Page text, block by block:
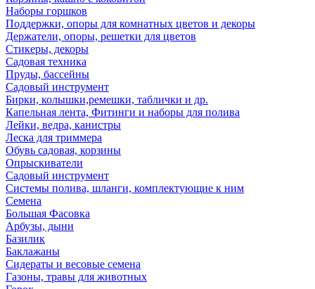
Наборы горшков
Поддержки, опоры для комнатных цветов и декоры
Держатели, опоры, решетки для цветов
Стикеры, декоры
Садовая техника
Пруды, бассейны
Садовый инструмент
Бирки, колышки,ремешки, таблички и др.
Капельная лента, Фитинги и наборы для полива
Лейки, ведра, канистры
Леска для триммера
Обувь садовая, корзины
Опрыскиватели
Садовый инструмент
Системы полива, шланги, комплектующие к ним
Семена
Большая Фасовка
Арбузы, дыни
Базилик
Баклажаны
Сидераты и весовые семена
Газоны, травы для животных